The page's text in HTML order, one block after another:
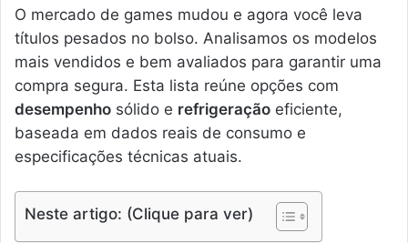
O mercado de games mudou e agora você leva
títulos pesados no bolso. Analisamos os modelos
mais vendidos e bem avaliados para garantir uma
compra segura. Esta lista reúne opções com
desempenho sólido e refrigeração eficiente,
baseada em dados reais de consumo e
especificações técnicas atuais.
Neste artigo: (Clique para ver)